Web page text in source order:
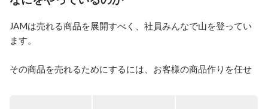
いけるような環境がJAMにはあります。
JAMは売れる商品を展開すべく、社員みんなで山を登ってい
ます。
その商品を売れるためにするには、お客様の商品作りを任せ